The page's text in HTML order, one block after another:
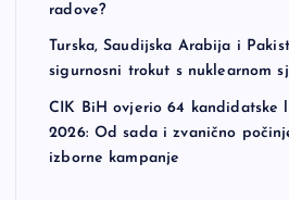
radove?
Turska, Saudijska Arabija i
sigurnosni trokut s nuklearnom
CIK BiH ovjerio 64 kandidatske
2026: Od sada i zvanično
izborne kampanje